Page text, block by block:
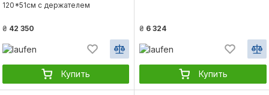
120*51см c держателем
₴ 42 350
Купить
₴ 6 324
Купить